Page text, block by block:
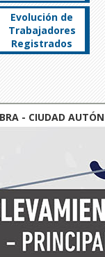
Evolución de
Trabajadores
Registrados
- CIUDAD
Especificadas
3,20%
7,49%
7,47%